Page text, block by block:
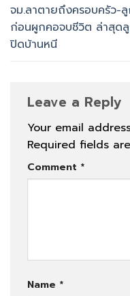
จม.ลาตายถึงครอบครัว-
ก่อนผูกคอจบชีวิต ล่าสุด
ปิดบ้านหนี
Leave a Reply
Your email
Required fields
Comment *
Name *